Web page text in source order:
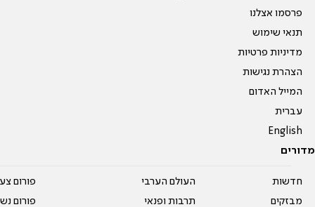
פרסמו אצלנו
תנאי שימוש
מדיניות פרטיות
הצהרת נגישות
המייל האדום
עברית
English
מדורים
חדשות
מבזקים
העולם הערבי
תרבות ופנאי
פורום
פורום